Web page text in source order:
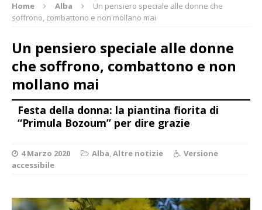
Home Alba
Un pensiero speciale alle donne che
soffrono, combattono e non mollano mai
Un pensiero speciale alle donne
che soffrono, combattono e non
mollano mai
Festa della donna: la piantina fiorita di
“Primula Bozoum” per dire grazie
4 Marzo 2020 Alba,Altre notizie
Versione
accessibile